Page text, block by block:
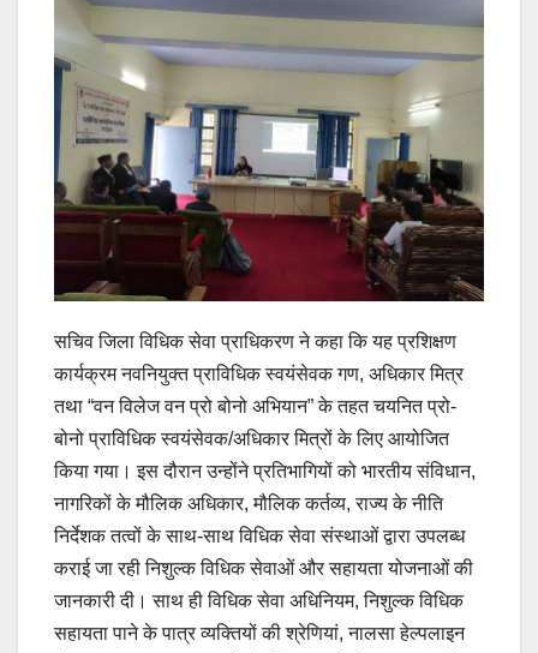
सचिव जिला विधिक सेवा प्राधिकरण ने कहा कि यह प्रशिक्षण
कार्यक्रम नवनियुक्त प्राविधिक स्वयंसेवक गण, अधिकार मित्र
तथा “वन विलेज वन प्रो बोनो अभियान” के तहत चयनित प्रो-
बोनो प्राविधिक स्वयंसेवक/अधिकार मित्रों के लिए आयोजित
किया गया। इस दौरान उन्होंने प्रतिभागियों को भारतीय संविधान,
नागरिकों के मौलिक अधिकार, मौलिक कर्तव्य, राज्य के नीति
निर्देशक तत्वों के साथ-साथ विधिक सेवा संस्थाओं द्वारा उपलब्ध
कराई जा रही निशुल्क विधिक सेवाओं और सहायता योजनाओं की
जानकारी दी। साथ ही विधिक सेवा अधिनियम, निशुल्क विधिक
सहायता पाने के पात्र व्यक्तियों की श्रेणियां, नालसा हेल्पलाइन